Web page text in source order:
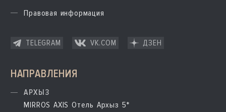
Правовая информация
TELEGRAM VK.COM ДЗЕН
НАПРАВЛЕНИЯ
АРХЫЗ
MIRROS AXIS Отель Архыз 5*